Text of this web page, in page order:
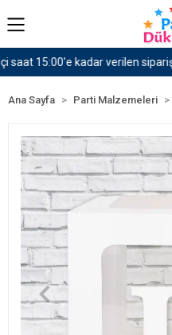
1500 TL ve
Ana Sayfa Parti Malzemeleri